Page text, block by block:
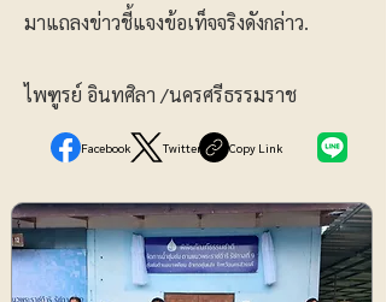
มาแถลงข่าวชี้แจงข้อเท็จจริงดังกล่าว.
ไพฑูรย์ อินทศิลา /นครศรีธรรมราช
Facebook Twitter Copy Link